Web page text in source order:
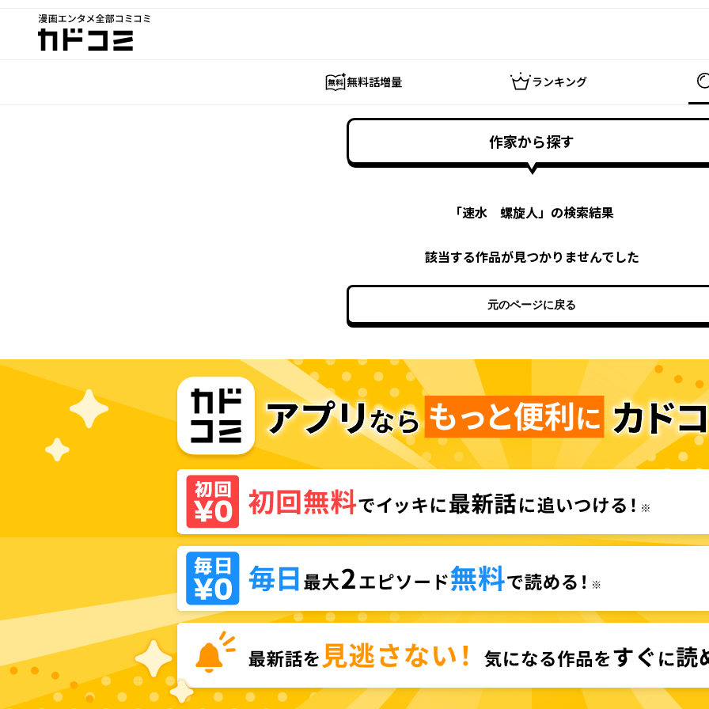
漫画エンタメ全部コミコミ
カドコミ
無料話増量 ランキング
作家から探す
「速水 螺旋人」の検索結果
該当する作品が見つかりませんでした
元のページに戻る